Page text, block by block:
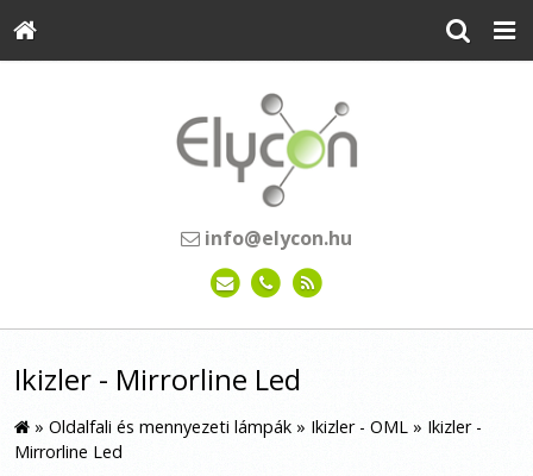
info@elycon.hu
Ikizler - Mirrorline Led
» Oldalfali és mennyezeti lámpák » Ikizler - OML » Ikizler -
Mirrorline Led